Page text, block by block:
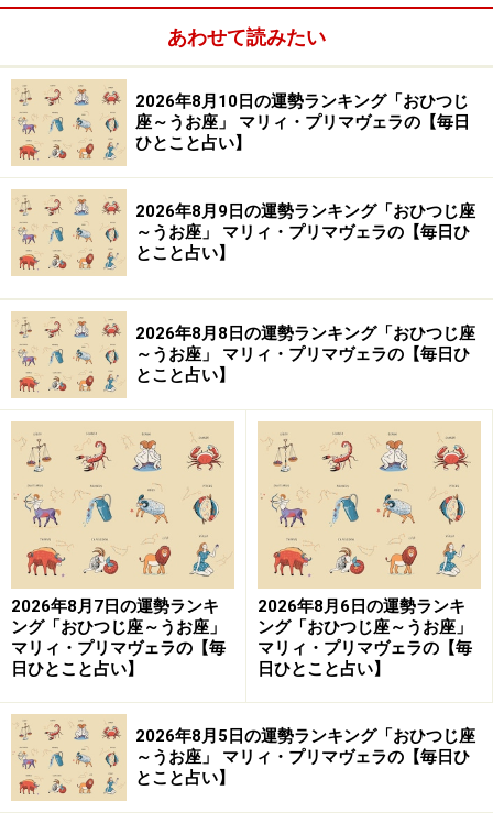
はより深い共感を呼び、的確な助言をもらえると好評。
「自分はどこに向かえばいいのか」迷える人たちをより
良い方向へ導く。
【イラスト】
岩本 あかり（Akari Iwamoto）
※記事内容は執筆時点のものです。最新の内容をご確認くださ
い。
【編集部おすすめの購入サイト】
Amazonで占い関連の商品をチェック！
楽天市場で占い関連の商品をチェック！
あわせて読みたい
2026年8月10日の運勢ランキング「おひつじ
座～うお座」 マリィ・プリマヴェラの【毎日
ひとこと占い】
2026年8月9日の運勢ランキング「おひつじ座
～うお座」 マリィ・プリマヴェラの【毎日ひ
とこと占い】
2026年8月8日の運勢ランキング「おひつじ座
～うお座」 マリィ・プリマヴェラの【毎日ひ
とこと占い】
2026年8月7日の運勢ランキ
ング「おひつじ座～うお座」
マリィ・プリマヴェラの【毎
日ひとこと占い】
2026年8月6日の運勢ランキ
ング「おひつじ座～うお座」
マリィ・プリマヴェラの【毎
日ひとこと占い】
2026年8月5日の運勢ランキング「おひつじ座
～うお座」 マリィ・プリマヴェラの【毎日ひ
とこと占い】